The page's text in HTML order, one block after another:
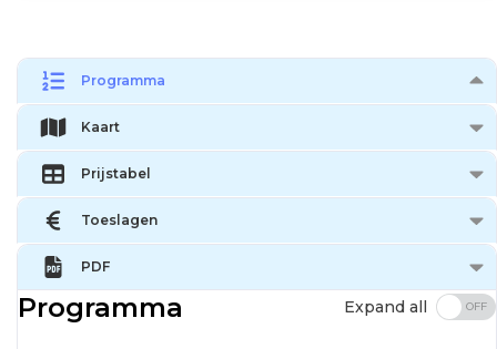
Programma
Kaart
Prijstabel
Toeslagen
PDF
Programma Expand all